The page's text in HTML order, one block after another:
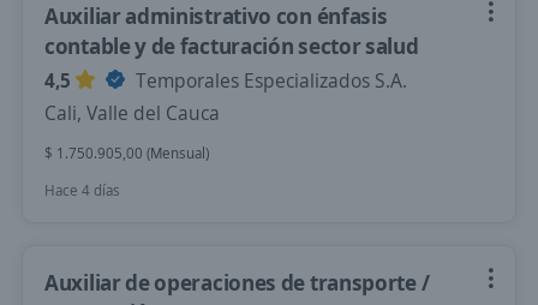
Auxiliar administrativo con énfasis
contable y de facturación sector salud
4,5
Temporales Especializados S.A.
Cali, Valle del Cauca
$ 1.750.905,00 (Mensual)
Hace 4 días
Auxiliar de operaciones de transporte /